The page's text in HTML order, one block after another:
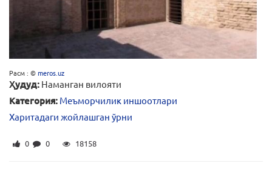
Расм : ©meros.uz
Ҳудуд: Наманган вилояти
Категория: Меъморчилик иншоотлари
Харитадаги жойлашган ўрни
0 0 18158